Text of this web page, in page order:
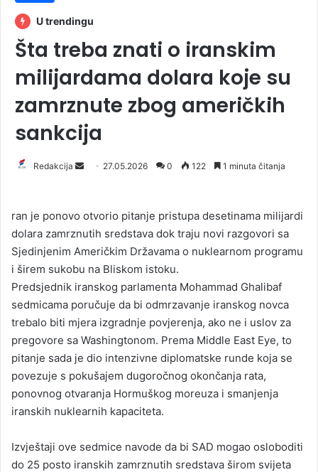
U trendingu
Šta treba znati o iranskim
milijardama dolara koje su
zamrznute zbog američkih
sankcija
Redakcija
d
a
n
e
m
a
i
l
27.05.2026 0 122 1 minuta čitanja
ran je ponovo otvorio pitanje pristupa desetinama milijardi
dolara zamrznutih sredstava dok traju novi razgovori sa
Sjedinjenim Američkim Državama o nuklearnom programu
i širem sukobu na Bliskom istoku.
Predsjednik iranskog parlamenta Mohammad Ghalibaf
sedmicama poručuje da bi odmrzavanje iranskog novca
trebalo biti mjera izgradnje povjerenja, ako ne i uslov za
pregovore sa Washingtonom. Prema Middle East Eye, to
pitanje sada je dio intenzivne diplomatske runde koja se
povezuje s pokušajem dugoročnog okončanja rata,
ponovnog otvaranja Hormuškog moreuza i smanjenja
iranskih nuklearnih kapaciteta.
Izvještaji ove sedmice navode da bi SAD mogao osloboditi
do 25 posto iranskih zamrznutih sredstava širom svijeta